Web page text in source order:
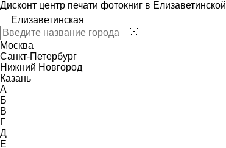
Дисконт центр печати фотокниг в Елизаветинской
Елизаветинская
Москва
Санкт-Петербург
Нижний Новгород
Казань
А
Б
В
Г
Д
Е